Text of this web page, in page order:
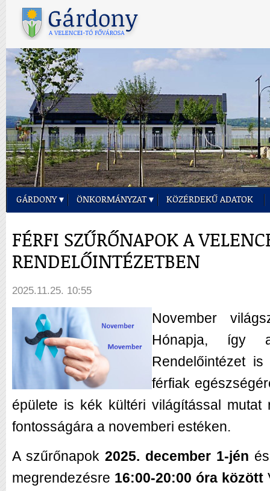
GÁRDONY ÖNKORMÁNYZAT KÖZÉRDEKŰ ADATOK
FÉRFI SZŰRŐNAPOK A
RENDELŐINTÉZETBEN
2025.11.25. 10:55
November
Hónapja, így
Rendelőintézet
férfiak
épülete is kék kültéri világítással mutat
fontosságára a novemberi estéken.
A szűrőnapok 2025. december 1-jén
megrendezésre 16:00-20:00 óra között